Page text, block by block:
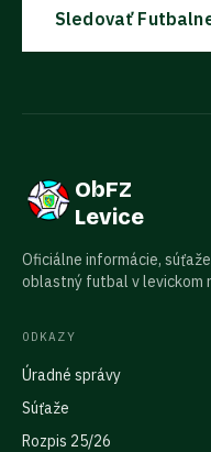
Sledovať
ObFZ
Levice
Oficiálne informácie,
oblastný futbal v levickom
ODKAZY
Úradné správy
Súťaže
Rozpis 25/26